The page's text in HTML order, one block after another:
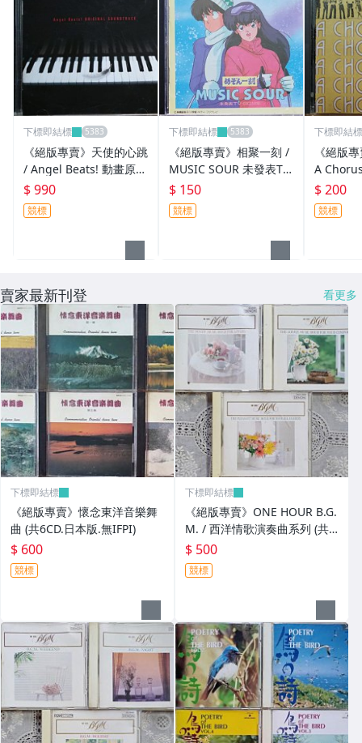
下標即結標
《絕版專賣》天使的心跳
/ Angel Beats! 動畫原聲
帶 (2CD.日本版)
$ 990
競標
下標即結標
《絕版專賣》相聚一刻 /
MUSIC SOUR 未發表TV-
BGM集
$ 150
競標
下標即結標
《絕版
A
聲帶
版.無
$ 200
競標
賣家最新刊登 看更多
下標即結標
《絕版專賣》懷念東洋音樂舞
曲 (共6CD.日本版.無IFPI)
$ 600
競標
下標即結標
《絕版專賣》ONE HOUR B.G.
M. / 西洋情歌演奏曲系列 (共3
CD.日本Denon.無IFPI)
$ 500
競標